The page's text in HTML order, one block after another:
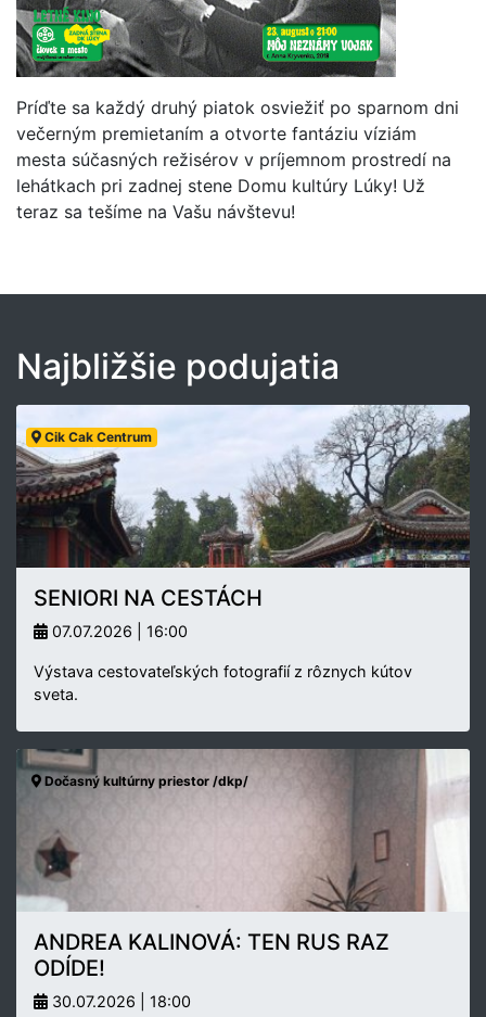
Príďte sa každý druhý piatok osviežiť po sparnom dni
večerným premietaním a otvorte fantáziu víziám
mesta súčasných režisérov v príjemnom prostredí na
lehátkach pri zadnej stene Domu kultúry Lúky! Už
teraz sa tešíme na Vašu návštevu!
Najbližšie podujatia
Cik Cak Centrum
SENIORI NA CESTÁCH
07.07.2026 | 16:00
Výstava cestovateľských fotografií z rôznych kútov
sveta.
Dočasný kultúrny priestor /dkp/
ANDREA KALINOVÁ: TEN RUS RAZ
ODÍDE!
30.07.2026 | 18:00